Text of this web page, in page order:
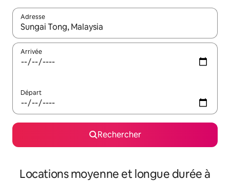
Adresse
Lorsque les résultats s'affichent, utilisez les flèches vers le
Arrivée
Départ
Rechercher
Locations moyenne et longue durée à